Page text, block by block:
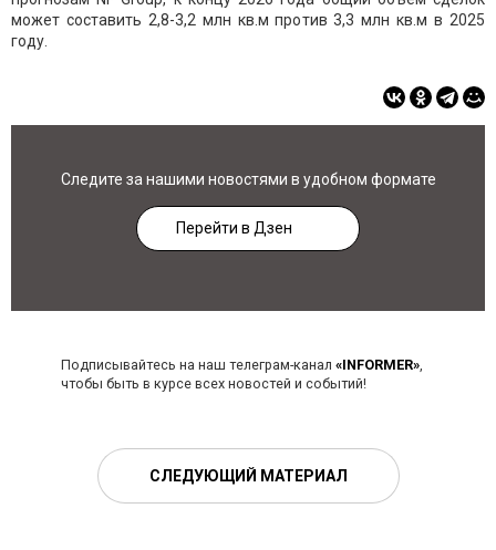
может составить 2,8-3,2 млн кв.м против 3,3 млн кв.м в 2025
году.
Следите за нашими новостями в удобном формате
Перейти в Дзен
Подписывайтесь на наш телеграм-канал «INFORMER»,
чтобы быть в курсе всех новостей и событий!
СЛЕДУЮЩИЙ МАТЕРИАЛ